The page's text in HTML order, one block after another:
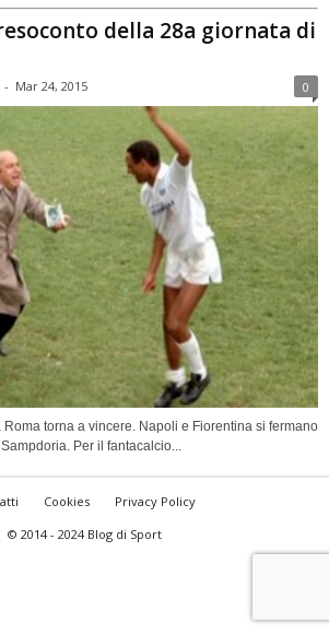
della 28a giornata di
- Mar 24, 2015 0
torna a vincere. Napoli e Fiorentina si fermano
Per il fantacalcio...
Cookies
Privacy Policy
© 2014 - 2024 Blog di Sport